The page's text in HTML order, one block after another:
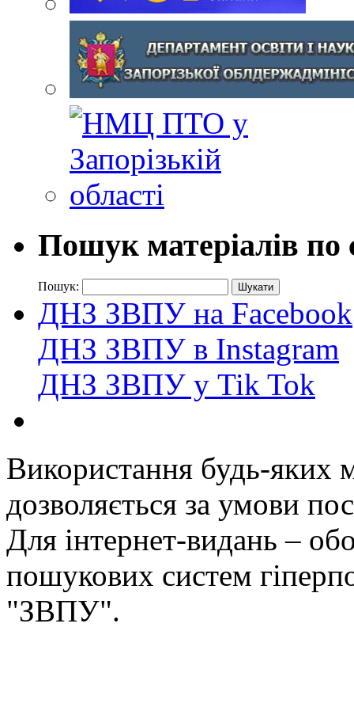
Пошук матеріалів по
Пошук:
ДНЗ ЗВПУ на Facebook
ДНЗ ЗВПУ в Instagram
ДНЗ ЗВПУ у Tik Tok
Використання будь-яких
дозволяється за умови
Для інтернет-видань –
пошукових систем
"ЗВПУ".